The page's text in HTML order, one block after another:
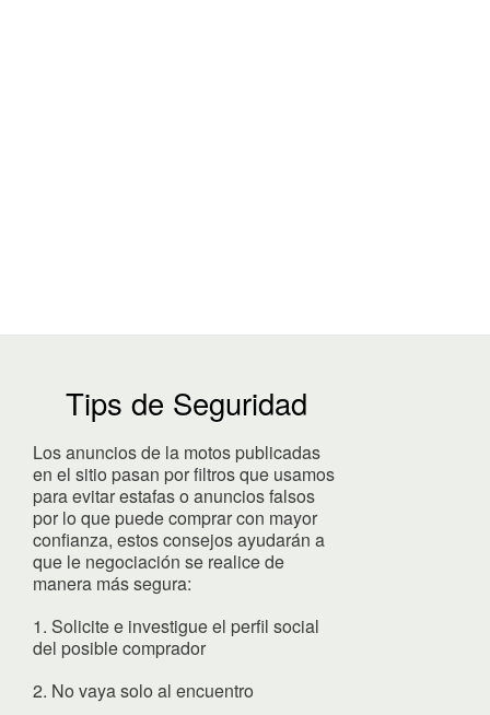
Tips de Seguridad
Los anuncios de la motos publicadas
en el sitio pasan por filtros que usamos
para evitar estafas o anuncios falsos
por lo que puede comprar con mayor
confianza, estos consejos ayudarán a
que le negociación se realice de
manera más segura:
1. Solicite e investigue el perfil social
del posible comprador
2. No vaya solo al encuentro